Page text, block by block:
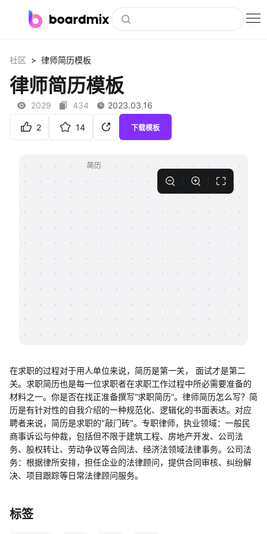
社区资源
下载
私有化部署
知识分享社区
社区 > 律师简历模板
律师简历模板
2029 434 2023.03.16
2 14 下载模板
在求职的过程对于用人单位来说，简历是第一关， 面试才是第二
关。求职简历也是每一位求职者在求职工作过程中所必需要准备的
材料之一。你是否在找正准备撰写“求职简历”。律师简历怎么写？简
历是有针对性的⾃我介绍的⼀种规范化、逻辑化的书⾯表达。对应
聘者来说，简历是求职的"敲门砖"。专职律师，执业领域：一般民
商事诉讼与仲裁，包括但不限于建筑工程、房地产开发、公司法
务、股权转让、劳动争议等合同法、经济法领域法律事务。公司法
务：根据律所安排，担任企业的法律顾问，提供合同审核、纠纷解
决、项目跟踪等日常法律顾问服务。
标签